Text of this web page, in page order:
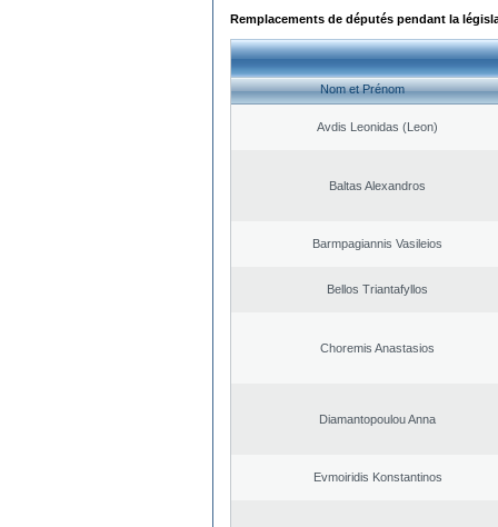
Remplacements de députés pendant la
Nom et Prénom
Avdis Leonidas (Leon)
Baltas Alexandros
Barmpagiannis Vasileios
Bellos Triantafyllos
Choremis Anastasios
Diamantopoulou Anna
Evmoiridis Konstantinos